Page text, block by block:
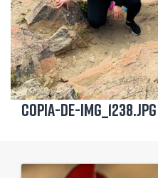
Copia-de-IMG_1238.jpg